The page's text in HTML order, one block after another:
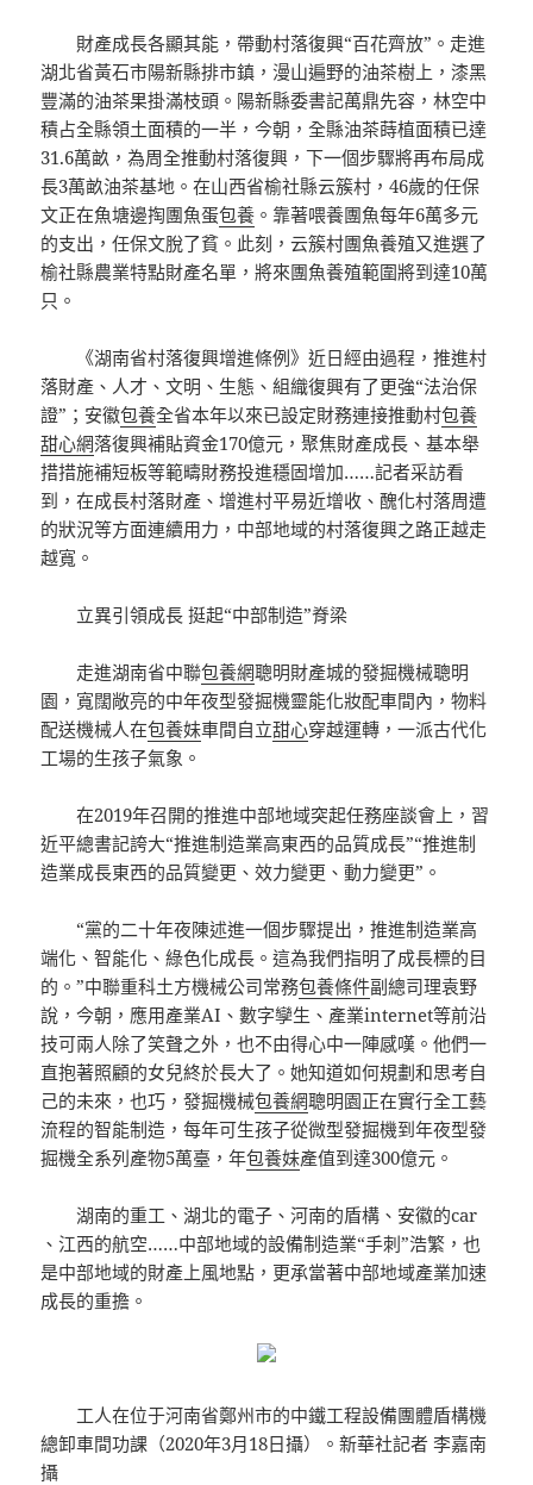
財產成長各顯其能，帶動村落復興“百花齊放”。走進
湖北省黃石市陽新縣排市鎮，漫山遍野的油茶樹上，漆黑
豐滿的油茶果掛滿枝頭。陽新縣委書記萬鼎先容，林空中
積占全縣領土面積的一半，今朝，全縣油茶蒔植面積已達
31.6萬畝，為周全推動村落復興，下一個步驟將再布局成
長3萬畝油茶基地。在山西省榆社縣云簇村，46歲的任保
文正在魚塘邊掏團魚蛋包養 。靠著喂養團魚每年6萬多元
的支出，任保文脫了貧。此刻，云簇村團魚養殖又進選了
榆社縣農業特點財產名單，將來團魚養殖範圍將到達10萬
只。
《湖南省村落復興增進條例》近日經由過程，推進村
落財產、人才、文明、生態、組織復興有了更強“法治保
證”；安徽包養全省本年以來已設定財務連接推動村包養
甜心網落復興補貼資金170億元，聚焦財產成長、基本舉
措措施補短板等範疇財務投進穩固增加……記者采訪看
到，在成長村落財產、增進村平易近增收、醜化村落周遭
的狀況等方面連續用力，中部地域的村落復興之路正越走
越寬。
立異引領成長 挺起“中部制造”脊梁
走進湖南省中聯包養網聰明財產城的發掘機械聰明
園，寬闊敞亮的中年夜型發掘機靈能化妝配車間內，物料
配送機械人在包養妹車間自立甜心穿越運轉，一派古代化
工場的生孩子氣象。
在2019年召開的推進中部地域突起任務座談會上，習
近平總書記誇大“推進制造業高東西的品質成長”“推進制
造業成長東西的品質變更、效力變更、動力變更”。
“黨的二十年夜陳述進一個步驟提出，推進制造業高
端化、智能化、綠色化成長。這為我們指明了成長標的目
的。”中聯重科土方機械公司常務包養條件副總司理袁野
說，今朝，應用產業AI、數字孿生、產業internet等前沿
技可兩人除了笑聲之外，也不由得心中一陣感嘆。他們一
直抱著照顧的女兒終於長大了。她知道如何規劃和思考自
己的未來，也巧，發掘機械包養網聰明園正在實行全工藝
流程的智能制造，每年可生孩子從微型發掘機到年夜型發
掘機全系列產物5萬臺，年包養妹產值到達300億元。
湖南的重工、湖北的電子、河南的盾構、安徽的car
、江西的航空……中部地域的設備制造業“手刺”浩繁，也
是中部地域的財產上風地點，更承當著中部地域產業加速
成長的重擔。
工人在位于河南省鄭州市的中鐵工程設備團體盾構機
總卸車間功課（2020年3月18日攝）。新華社記者 李嘉南
攝